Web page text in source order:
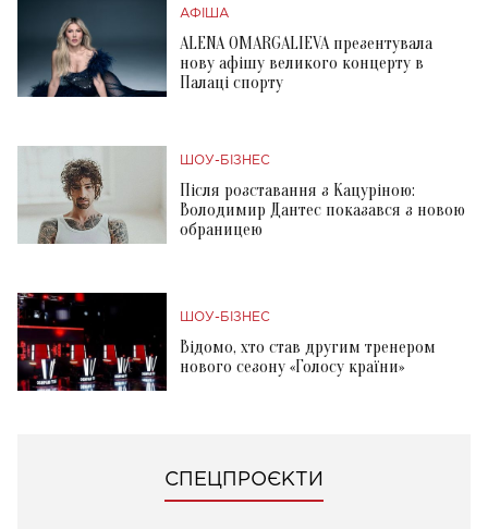
АФІША
ALENA OMARGALIEVA презентувала
нову афішу великого концерту в
Палаці спорту
ШОУ-БІЗНЕС
Після розставання з Кацуріною:
Володимир Дантес показався з новою
обраницею
ШОУ-БІЗНЕС
Відомо, хто став другим тренером
нового сезону «Голосу країни»
СПЕЦПРОЄКТИ